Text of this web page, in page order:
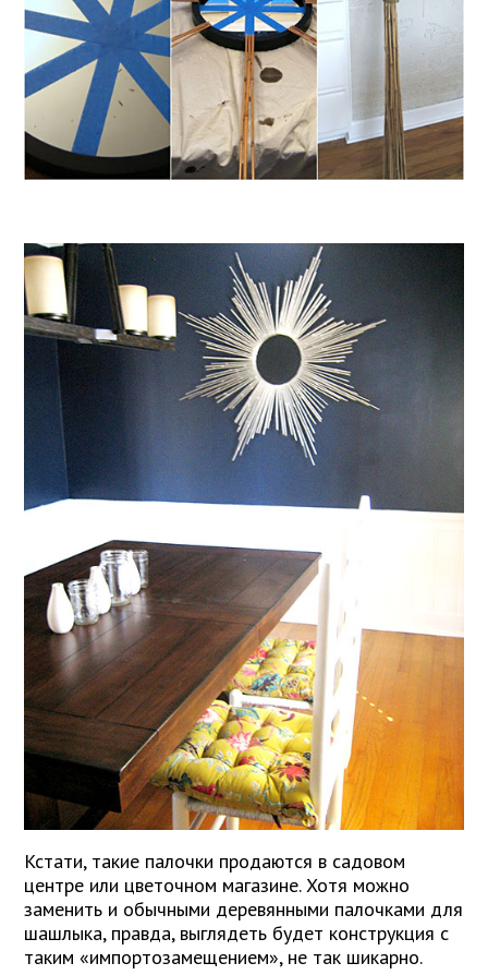
Кстати, такие палочки продаются в садовом
центре или цветочном магазине. Хотя можно
заменить и обычными деревянными палочками для
шашлыка, правда, выглядеть будет конструкция с
таким «импортозамещением», не так шикарно.